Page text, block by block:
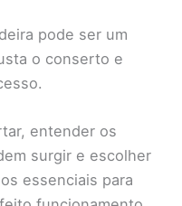
pode ser um
o conserto e
entender os
surgir e escolher
essenciais para